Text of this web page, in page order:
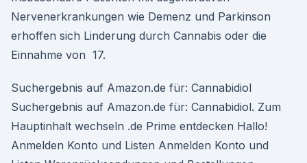
Nervenerkrankungen wie Demenz und Parkinson
erhoffen sich Linderung durch Cannabis oder die
Einnahme von 17.
Suchergebnis auf Amazon.de für: Cannabidiol
Suchergebnis auf Amazon.de für: Cannabidiol. Zum
Hauptinhalt wechseln .de Prime entdecken Hallo!
Anmelden Konto und Listen Anmelden Konto und